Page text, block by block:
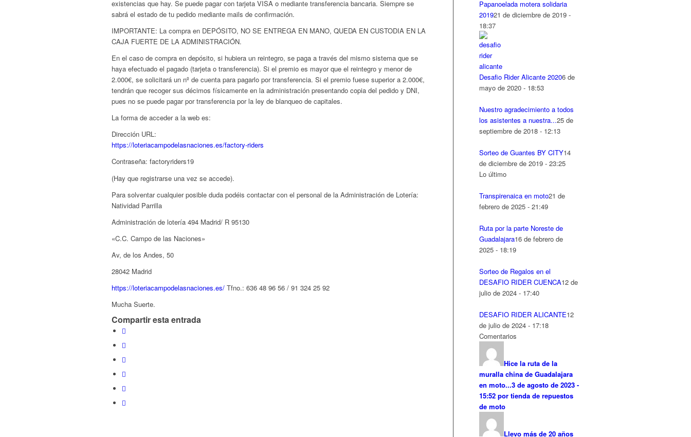
existencias que hay. Se puede pagar con tarjeta VISA o mediante transferencia bancaria. Siempre se
sabrá el estado de tu pedido mediante mails de confirmación.
IMPORTANTE: La compra en DEPÓSITO, NO SE ENTREGA EN MANO, QUEDA EN CUSTODIA EN LA
CAJA FUERTE DE LA ADMINISTRACIÓN.
En el caso de compra en depósito, si hubiera un reintegro, se paga a través del mismo sistema que se
haya efectuado el pagado (tarjeta o transferencia). Si el premio es mayor que el reintegro y menor de
2.000€, se solicitará un nº de cuenta para pagarlo por transferencia. Si el premio fuese superior a 2.000€,
tendrán que recoger sus décimos físicamente en la administración presentando copia del pedido y DNI,
pues no se puede pagar por transferencia por la ley de blanqueo de capitales.
La forma de acceder a la web es:
Dirección URL:
https://loteriacampodelasnaciones.es/factory-riders
Contraseña: factoryriders19
(Hay que registrarse una vez se accede).
Para solventar cualquier posible duda podéis contactar con el personal de la Administración de Lotería:
Natividad Parrilla
Administración de lotería 494 Madrid/ R 95130
«C.C. Campo de las Naciones»
Av, de los Andes, 50
28042 Madrid
https://loteriacampodelasnaciones.es/ Tfno.: 636 48 96 56 / 91 324 25 92
Mucha Suerte.
Compartir esta entrada
Papanoelada motera solidaria
201921 de diciembre de 2019 -
18:37
Desafio Rider Alicante 20206 de
mayo de 2020 - 18:53
Nuestro agradecimiento a todos
los asistentes a nuestra...25 de
septiembre de 2018 - 12:13
Sorteo de Guantes BY CITY14
de diciembre de 2019 - 23:25
Lo último
Transpirenaica en moto21 de
febrero de 2025 - 21:49
Ruta por la parte Noreste de
Guadalajara16 de febrero de
2025 - 18:19
Sorteo de Regalos en el
DESAFIO RIDER CUENCA12 de
julio de 2024 - 17:40
DESAFIO RIDER ALICANTE12
de julio de 2024 - 17:18
Comentarios
Hice la ruta de la
muralla china de Guadalajara
en moto...3 de agosto de 2023 -
15:52 por tienda de repuestos
de moto
Llevo más de 20 años